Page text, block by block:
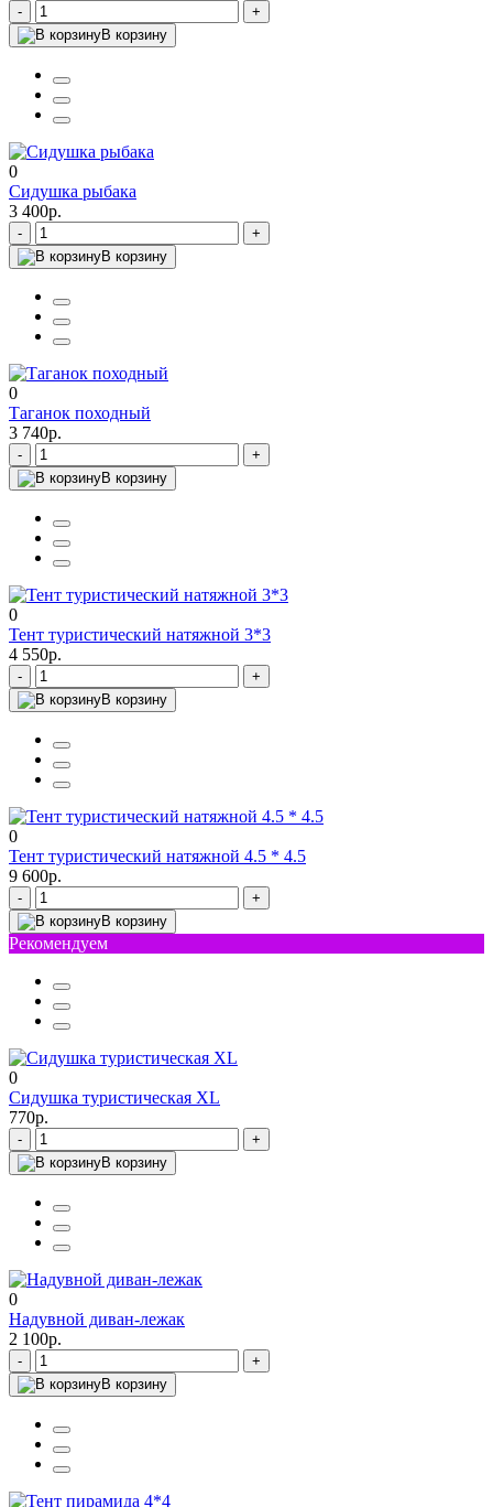
-
+
В корзину
0
Сидушка рыбака
3 400р.
-
+
В корзину
0
Таганок походный
3 740р.
-
+
В корзину
0
Тент туристический натяжной 3*3
4 550р.
-
+
В корзину
0
Тент туристический натяжной 4.5 * 4.5
9 600р.
-
+
В корзину
Рекомендуем
0
Сидушка туристическая XL
770р.
-
+
В корзину
0
Надувной диван-лежак
2 100р.
-
+
В корзину